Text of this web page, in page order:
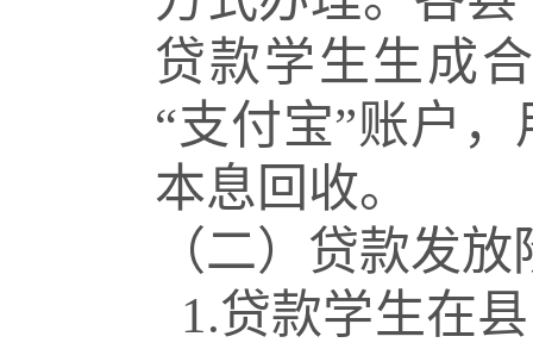
贷款学生生成
“支付宝”账户
本息回收。
（二）贷款发放
1.贷款学生在